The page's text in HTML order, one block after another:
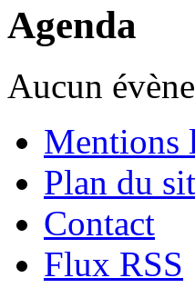
Agenda
Aucun
Mentions
Plan du
Contact
Flux RSS